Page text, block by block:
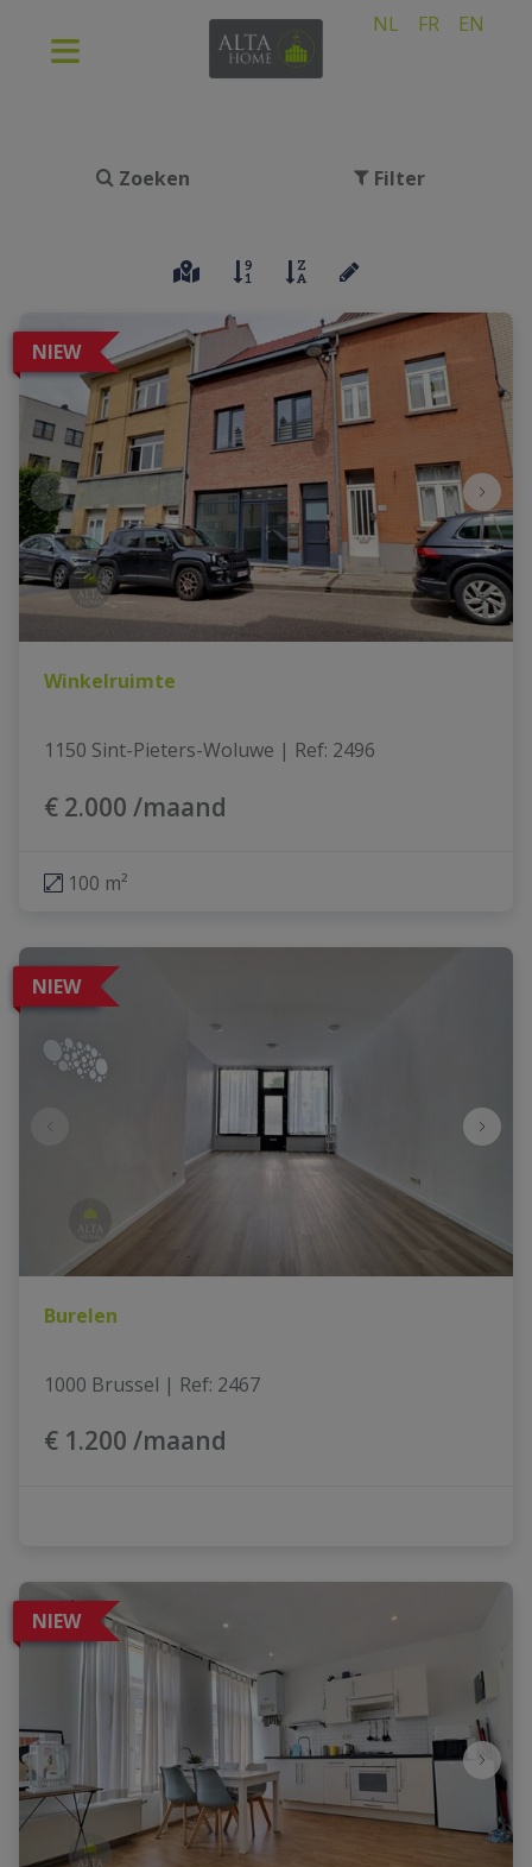
NL FR EN
Zoeken Filter
NIEW
Winkelruimte
1150 Sint-Pieters-Woluwe | Ref: 2496
€ 2.000 /maand
100 m²
NIEW
Burelen
1000 Brussel | Ref: 2467
€ 1.200 /maand
NIEW